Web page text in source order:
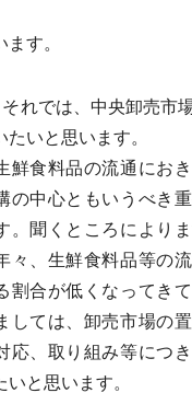
す。
れでは、中央卸売市
いと思います。
食料品の流通にお
の中心ともいうべき
。聞くところにより
々、生鮮食料品等の
割合が低くなってき
しては、卸売市場の
応、取り組み等につ
と思います。